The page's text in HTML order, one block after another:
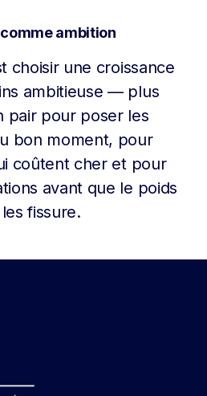
ambition
choisir une croissance
ambitieuse — plus
pair pour poser les
bon moment, pour
coûtent cher et pour
avant que le poids
fissure.